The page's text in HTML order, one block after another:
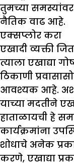
तुमच्या
नैतिक वाढ आहे.
एक्सप्लोर करा
एखादी व्यक्ती
त्याला एखाद्या
ठिकाणी
आवश्यक आहे.
याच्या मदतीने
हाताळायची हे
कार्यक्रमांना
शोधाचे अनेक
करणे, एखाद्या